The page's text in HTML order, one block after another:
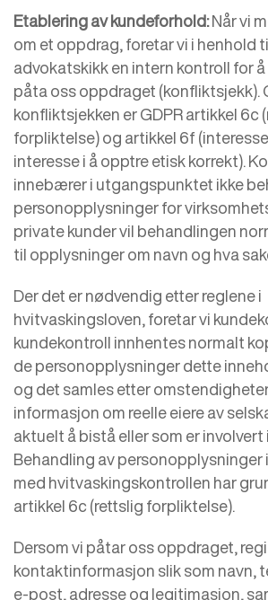
Etablering av kundeforhold:Når vi
om et oppdrag, foretar vi i henhold
advokatskikk en intern kontroll for å
påta oss oppdraget (konfliktsjekk).
konfliktsjekken er GDPR artikkel 6c
forpliktelse) og artikkel 6f
interesse i å opptre etisk korrekt).
innebærer i utgangspunktet ikke
personopplysninger for
private kunder vil behandlingen
til opplysninger om navn og hva
Der det er nødvendig etter reglene i
hvitvaskingsloven, foretar vi
kundekontroll innhentes normalt
de personopplysninger dette
og det samles etter
informasjon om reelle eiere av
aktuelt å bistå eller som er involvert
Behandling av
med hvitvaskingskontrollen har
artikkel 6c (rettslig forpliktelse).
Dersom vi påtar oss oppdraget,
kontaktinformasjon slik som navn,
e-post, adresse og legitimasjon,